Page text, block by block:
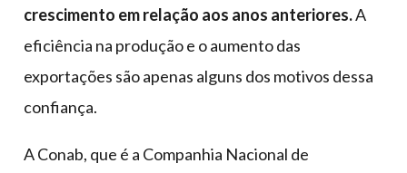
crescimento em relação aos anos anteriores.A
eficiência na produção e o aumento das
exportações são apenas alguns dos motivos dessa
confiança.
A Conab, que é a Companhia Nacional de